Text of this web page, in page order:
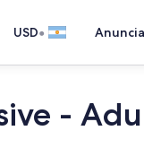
USD•
-